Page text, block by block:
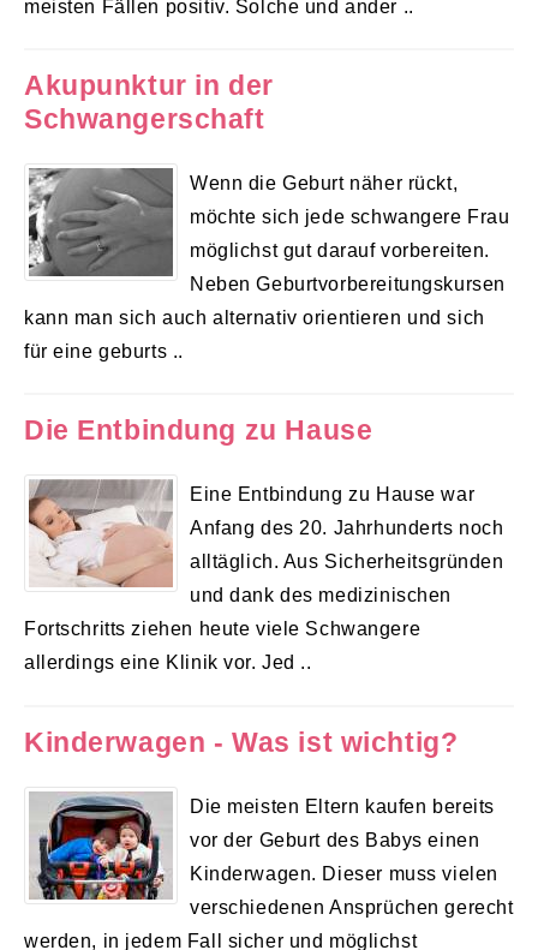
meisten Fällen positiv. Solche und ander ..
Akupunktur in der
Schwangerschaft
Wenn die Geburt näher rückt,
möchte sich jede schwangere Frau
möglichst gut darauf vorbereiten.
Neben Geburtvorbereitungskursen
kann man sich auch alternativ orientieren und sich
für eine geburts ..
Die Entbindung zu Hause
Eine Entbindung zu Hause war
Anfang des 20. Jahrhunderts noch
alltäglich. Aus Sicherheitsgründen
und dank des medizinischen
Fortschritts ziehen heute viele Schwangere
allerdings eine Klinik vor. Jed ..
Kinderwagen - Was ist wichtig?
Die meisten Eltern kaufen bereits
vor der Geburt des Babys einen
Kinderwagen. Dieser muss vielen
verschiedenen Ansprüchen gerecht
werden, in jedem Fall sicher und möglichst